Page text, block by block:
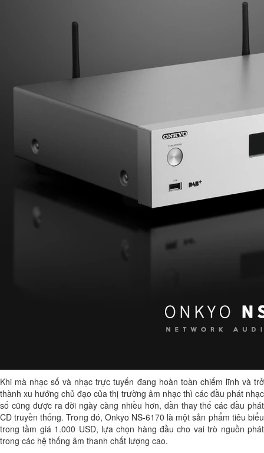
Khi mà nhạc số và nhạc trực tuyến đang hoàn toàn chiếm lĩnh và trở
thành xu hướng chủ đạo của thị trường âm nhạc thì các đầu phát nhạc
số cũng được ra đời ngày càng nhiều hơn, dần thay thế các đầu phát
CD truyền thống. Trong đó, Onkyo NS-6170 là một sản phẩm tiêu biểu
trong tầm giá 1.000 USD, lựa chọn hàng đầu cho vai trò nguồn phát
trong các hệ thống âm thanh chất lượng cao.